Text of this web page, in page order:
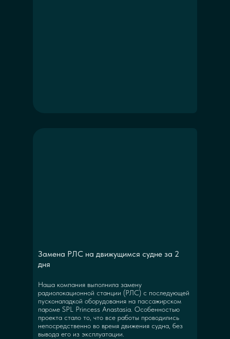
Наша компания выполнила замену
радиолокационной станции (РЛС) с последующей
пусконаладкой оборудования на пассажирском
пароме SPL Princess Anastasia. Особенностью
проекта стало то, что все работы проводились
непосредственно во время движения судна, без
вывода его из эксплуатации.
Замена РЛС на движущимся судне за 2
дня